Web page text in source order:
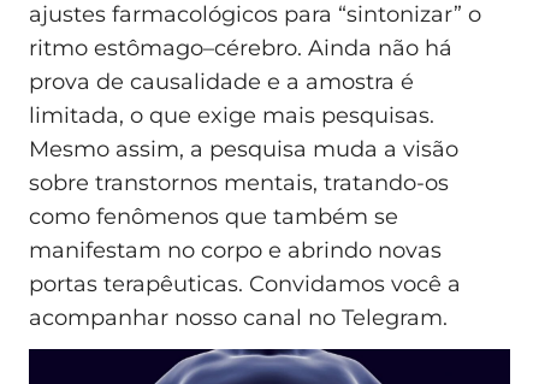
ajustes farmacológicos para “sintonizar” o
ritmo estômago–cérebro. Ainda não há
prova de causalidade e a amostra é
limitada, o que exige mais pesquisas.
Mesmo assim, a pesquisa muda a visão
sobre transtornos mentais, tratando-os
como fenômenos que também se
manifestam no corpo e abrindo novas
portas terapêuticas. Convidamos você a
acompanhar nosso canal no Telegram.